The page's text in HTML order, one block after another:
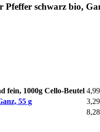
schwarz bio,
fein, 1000g Cello-Beutel
55 g